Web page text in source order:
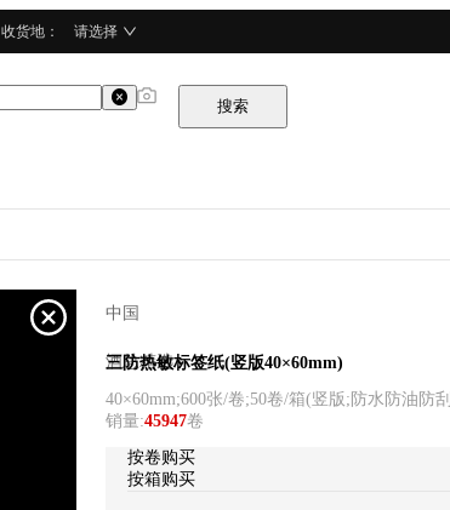
收货地 ： 请选择
搜索
中国
酒总精选
三防热敏标签纸(竖版40×60mm)
40×60mm;600张/卷;50卷/箱(竖版;防水防油防刮
销量:45947卷
按卷购买
按箱购买